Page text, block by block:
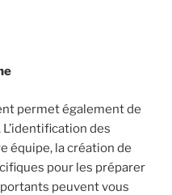
permet également de
des
équipe, la création de
pour les préparer
peuvent vous